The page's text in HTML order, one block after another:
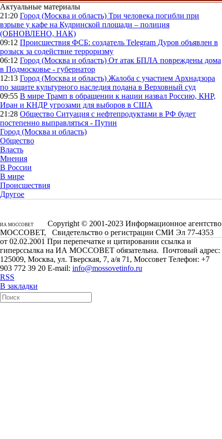
Актуальные материалы
21:20 Город (Москва и область) Три человека погибли при
взрыве у кафе на Кудринской площади – полиция
(ОБНОВЛЕНО, НАК)
09:12 Происшествия ФСБ: создатель Telegram Дуров объявлен в
розыск за содействие терроризму
06:12 Город (Москва и область) От атак БПЛА повреждены дома
в Подмосковье - губернатор
12:13 Город (Москва и область) Жалоба с участием Архнадзора
по защите культурного наследия подана в Верховный суд
09:55 В мире Трамп в обращении к нации назвал Россию, КНР,
Иран и КНДР угрозами для выборов в США
21:28 Общество Ситуация с нефтепродуктами в РФ будет
постепенно выправляться - Путин
Город (Москва и область)
Общество
Власть
Мнения
В России
В мире
Происшествия
Другое
ИА МОССОВЕТ
Copyright © 2001-2023 Информационное агентство
МОССОВЕТ, Свидетельство о регистрации СМИ Эл 77-4353
от 02.02.2001 При перепечатке и цитировании ссылка и
гиперссылка на ИА МОССОВЕТ обязательна. Почтовый адрес:
125009, Москва, ул. Тверская, 7, а/я 71, Моссовет Телефон: +7
903 772 39 20 E-mail: info@mossovetinfo.ru
RSS
В закладки